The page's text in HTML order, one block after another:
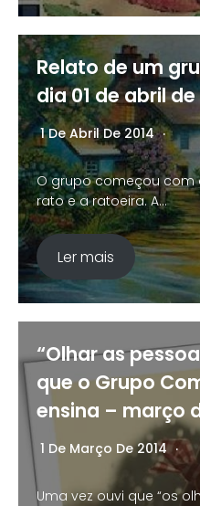
Relato de um
dia 01 de abril de
1 De Abril De 2014
O grupo começou com
rato e a ratoeira. A…
Ler mais
“Olhar as
que o Grupo
ensina – março
1 De Março De 2014
Uma vez ouvi que “os